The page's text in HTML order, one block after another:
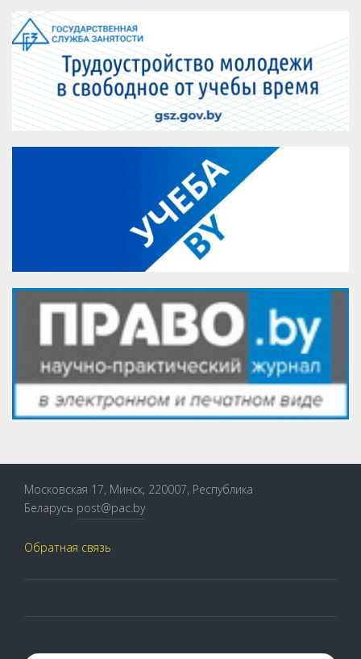
Московская 17, Минск, 220007, Республика
Беларусь post@pac.by
Обратная связь